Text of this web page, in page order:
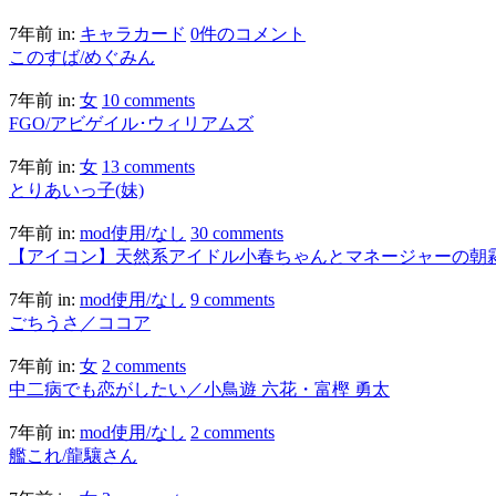
7年前 in: キャラカード 0件のコメント
このすば/めぐみん
7年前 in: 女 10 comments
FGO/アビゲイル･ウィリアムズ
7年前 in: 女 13 comments
とりあいっ子(妹)
7年前 in: mod使用/なし 30 comments
【アイコン】天然系アイドル小春ちゃんとマネージャーの朝
7年前 in: mod使用/なし 9 comments
ごちうさ／ココア
7年前 in: 女 2 comments
中二病でも恋がしたい／小鳥遊 六花・富樫 勇太
7年前 in: mod使用/なし 2 comments
艦これ/龍驤さん